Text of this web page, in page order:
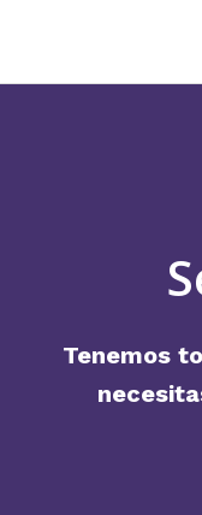
contenido
Tenemos